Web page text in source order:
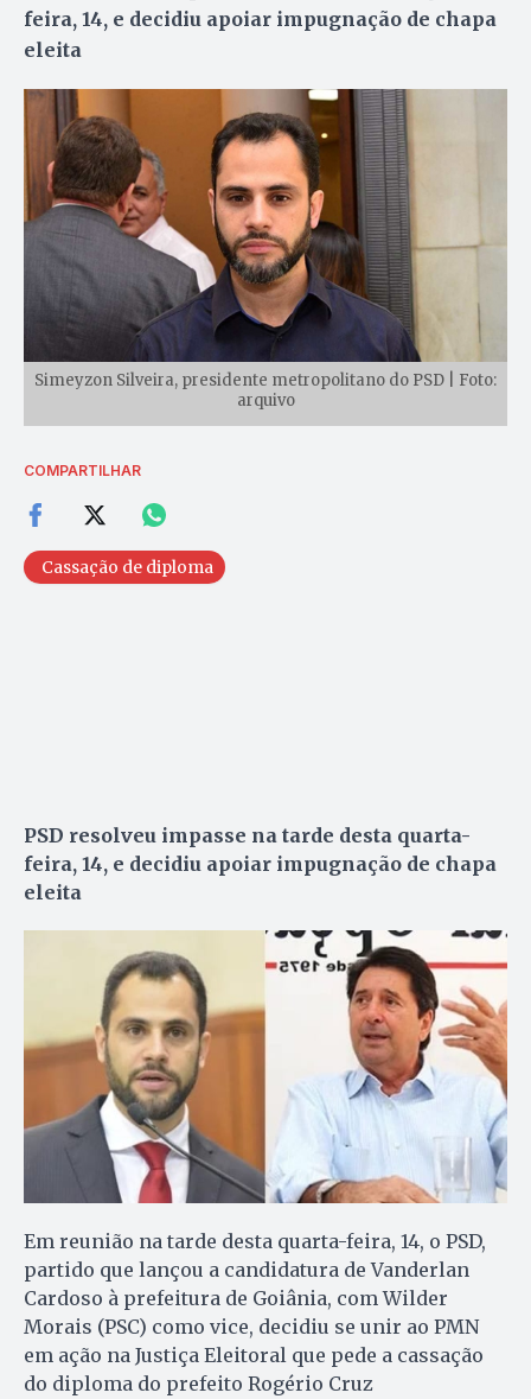
feira, 14, e decidiu apoiar impugnação de chapa
eleita
Simeyzon Silveira, presidente metropolitano do PSD | Foto:
arquivo
COMPARTILHAR
Cassação de diploma
PSD resolveu impasse na tarde desta quarta-
feira, 14, e decidiu apoiar impugnação de chapa
eleita
Em reunião na tarde desta quarta-feira, 14, o PSD,
partido que lançou a candidatura de Vanderlan
Cardoso à prefeitura de Goiânia, com Wilder
Morais (PSC) como vice, decidiu se unir ao PMN
em ação na Justiça Eleitoral que pede a cassação
do diploma do prefeito Rogério Cruz